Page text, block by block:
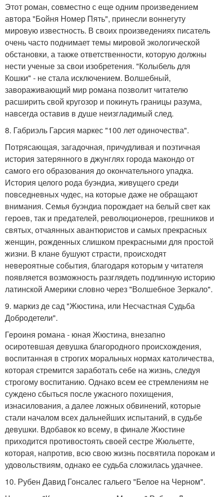
Этот роман, совместно с еще одним произведением
автора "Бойня Номер Пять", принесли воннегуту
мировую известность. В своих произведениях писатель
очень часто поднимает темы мировой экологической
обстановки, а также ответственности, которую должны
нести ученые за свои изобретения. "Колыбель для
Кошки" - не стала исключением. Волшебный,
завораживающий мир романа позволит читателю
расширить свой кругозор и покинуть границы разума,
навсегда оставив в душе неизгладимый след.
8. Габриэль Гарсия маркес "100 лет одиночества".
Потрясающая, загадочная, причудливая и поэтичная
история затерянного в джунглях города макондо от
самого его образования до окончательного упадка.
История целого рода буэндиа, живущего среди
повседневных чудес, на которые даже не обращают
внимания. Семья буэндиа порождает на белый свет как
героев, так и предателей, революционеров, грешников и
святых, отчаянных авантюристов и самых прекрасных
женщин, рожденных слишком прекрасными для простой
жизни. В клане бушуют страсти, происходят
невероятные события, благодаря которым у читателя
появляется возможность разглядеть подлинную историю
латинской Америки словно через "Волшебное Зеркало".
9. маркиз де сад "Жюстина, или Несчастная Судьба
Добродетели".
Героиня романа - юная Жюстина, внезапно
осиротевшая девушка благородного происхождения,
воспитанная в строгих моральных нормах католичества,
которая стремится заработать себе на жизнь, следуя
строгому воспитанию. Однако всем ее стремлениям не
суждено сбыться после ужасного похищения,
изнасилования, а далее ложных обвинений, которые
стали началом всех дальнейших испытаний, в судьбе
девушки. Вдобавок ко всему, в финале Жюстине
приходится противостоять своей сестре Жюльетте,
которая, напротив, всю свою жизнь посвятила порокам и
удовольствиям, однако ее судьба сложилась удачнее.
10. Рубен Давид Гонсалес гальего "Белое на Черном".